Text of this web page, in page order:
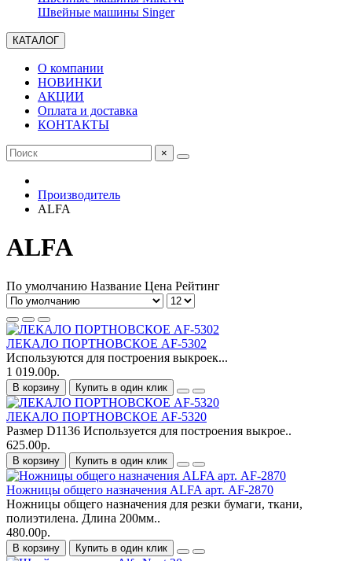
Швейные машины Singer
КАТАЛОГ
О компании
НОВИНКИ
АКЦИИ
Оплата и доставка
КОНТАКТЫ
×
Производитель
ALFA
ALFA
По умолчанию Название Цена Рейтинг
ЛЕКАЛО ПОРТНОВСКОЕ AF-5302
Используются для построения выкроек...
1 019.00р.
В корзину Купить в один клик
ЛЕКАЛО ПОРТНОВСКОЕ AF-5320
Размер D1136 Используется для построения выкрое..
625.00р.
В корзину Купить в один клик
Ножницы общего назначения ALFA арт. AF-2870
Ножницы общего назначения для резки бумаги, ткани,
полиэтилена. Длина 200мм..
480.00р.
В корзину Купить в один клик